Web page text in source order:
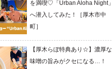
を満喫♡「Urban Aloha Night」
へ潜入してみた！［厚木市中
町］
【厚木らぼ特典あり☆】濃厚な
味噌の旨みがクセになる…！